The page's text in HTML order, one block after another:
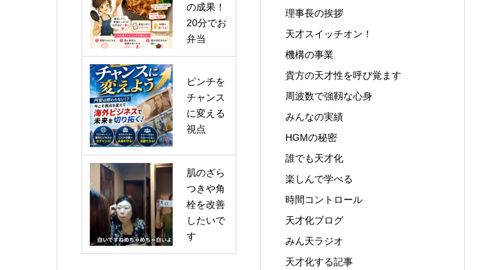
の成果！
20分でお
弁当
ピンチを
チャンス
に変える
視点
肌のざら
つきや角
栓を改善
したいで
す
理事長の挨拶
天才スイッチオン！
機構の事業
貴方の天才性を呼び覚ます
周波数で強靱な心身
みんなの実績
HGMの秘密
誰でも天才化
楽しんで学べる
時間コントロール
天才化ブログ
みん天ラジオ
天才化する記事